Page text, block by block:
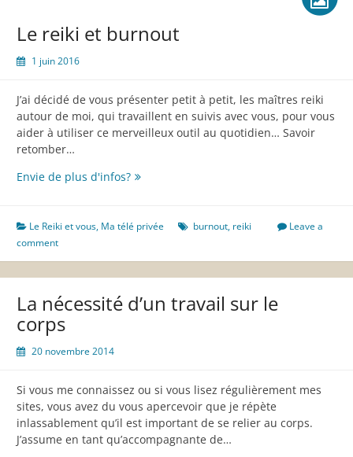
Le reiki et burnout
1 juin 2016
J’ai décidé de vous présenter petit à petit, les maîtres reiki
autour de moi, qui travaillent en suivis avec vous, pour vous
aider à utiliser ce merveilleux outil au quotidien… Savoir
retomber…
Envie de plus d'infos?Le
burnout
Le Reiki et vous, Ma télé privée burnout, reiki
Leave a
comment
La nécessité d’un travail sur le
corps
20 novembre 2014
Si vous me connaissez ou si vous lisez régulièrement mes
sites, vous avez du vous apercevoir que je répète
inlassablement qu’il est important de se relier au corps.
J’assume en tant qu’accompagnante de…